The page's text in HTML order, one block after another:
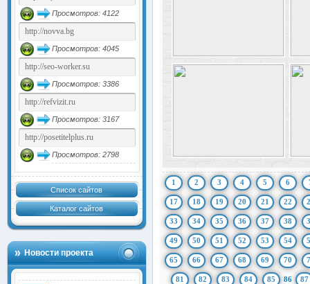
Просмотров: 4122
Просмотров: 4045
Просмотров: 3386
Просмотров: 3167
Просмотров: 2798
Список сайтов
Каталог сайтов
Новости проекта
1 2 3 4 5 6
17 18 19 20 21 22
33 34 35 36 37 38
49 50 51 52 53 54
65 66 67 68 69 70
81 82 83 84 85 86 87